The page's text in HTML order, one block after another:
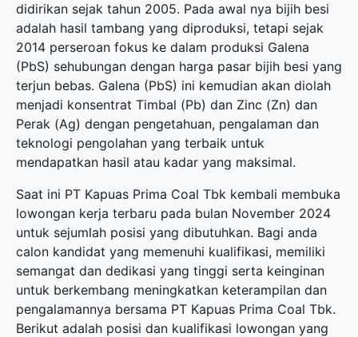
didirikan sejak tahun 2005. Pada awal nya bijih besi
adalah hasil tambang yang diproduksi, tetapi sejak
2014 perseroan fokus ke dalam produksi Galena
(PbS) sehubungan dengan harga pasar bijih besi yang
terjun bebas. Galena (PbS) ini kemudian akan diolah
menjadi konsentrat Timbal (Pb) dan Zinc (Zn) dan
Perak (Ag) dengan pengetahuan, pengalaman dan
teknologi pengolahan yang terbaik untuk
mendapatkan hasil atau kadar yang maksimal.
Saat ini PT Kapuas Prima Coal Tbk kembali membuka
lowongan kerja terbaru pada bulan November 2024
untuk sejumlah posisi yang dibutuhkan. Bagi anda
calon kandidat yang memenuhi kualifikasi, memiliki
semangat dan dedikasi yang tinggi serta keinginan
untuk berkembang meningkatkan keterampilan dan
pengalamannya bersama PT Kapuas Prima Coal Tbk.
Berikut adalah posisi dan kualifikasi lowongan yang